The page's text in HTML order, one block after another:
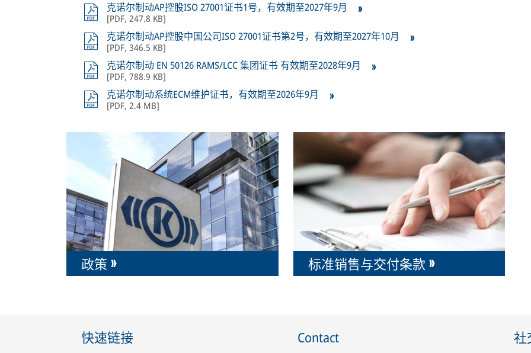
克诺尔制动AP控股ISO 27001证书1号，有效期至2027年9月
[PDF, 247.8 KB]
克诺尔制动AP控股中国公司ISO 27001证书第2号，有效期至2027年10月
[PDF, 346.5 KB]
克诺尔制动 EN 50126 RAMS/LCC 集团证书 有效期至2028年9月
[PDF, 788.9 KB]
克诺尔制动系统ECM维护证书，有效期至2026年9月
[PDF, 2.4 MB]
政策 标准销售与交付条款
快速链接 Contact 社